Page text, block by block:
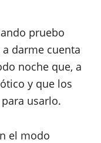
pruebo
darme cuenta
noche que, a
y que los
usarlo.
el modo